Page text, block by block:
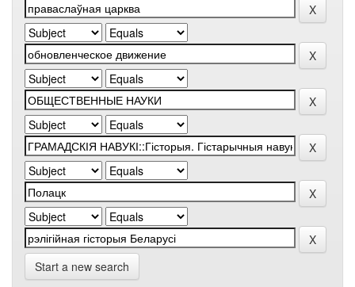
Start a new search